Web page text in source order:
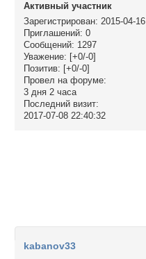
Активный участник
Зарегистрирован: 2015-04-16
Приглашений: 0
Сообщений: 1297
Уважение: [+0/-0]
Позитив: [+0/-0]
Провел на форуме:
3 дня 2 часа
Последний визит:
2017-07-08 22:40:32
kabanov33